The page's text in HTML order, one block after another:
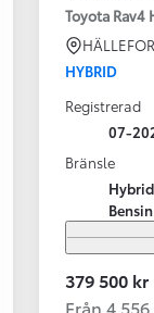
Toyota Rav4
HYBRID
Registrerad
07-
Bränsle
Hybrid
Bensin
379 500 kr
Från 4